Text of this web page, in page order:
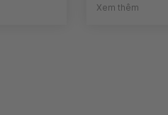
Xem thêm